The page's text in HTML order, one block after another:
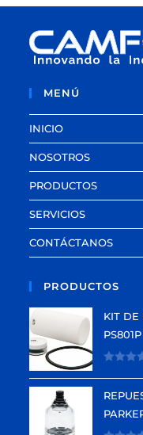
MENÚ
INICIO
NOSOTROS
PRODUCTOS
SERVICIOS
CONTÁCTANOS
PRODUCTOS
KIT DE
PS801P